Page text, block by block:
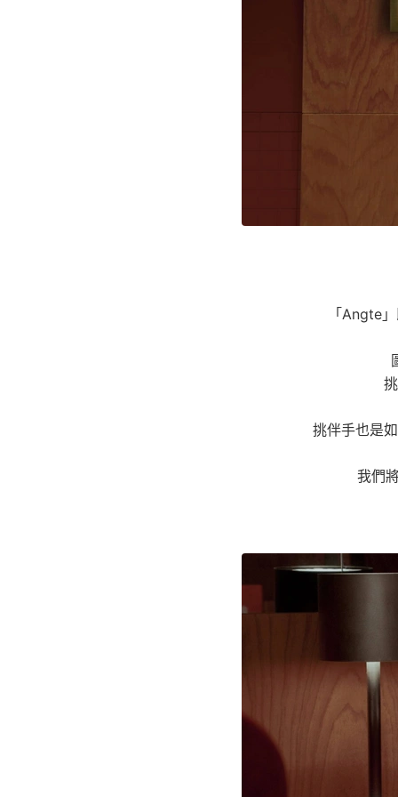
「Angte
挑伴手也是
我們